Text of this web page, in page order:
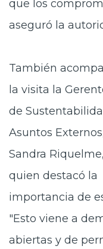
que los
aseguró la
También
la visita la
de
Asuntos
Sandra Riquelme,
quien destacó la
importancia de
"Esto viene a
abiertas y de